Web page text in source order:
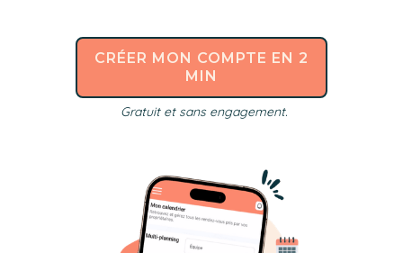
CRÉER MON COMPTE EN 2
MIN
Gratuit et sans engagement.